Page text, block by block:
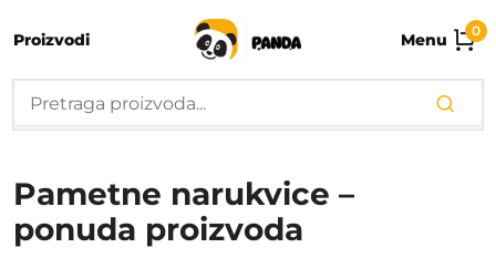
Proizvodi Menu 0
Pametne narukvice –
ponuda proizvoda